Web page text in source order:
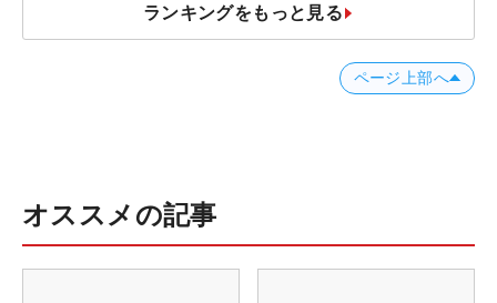
ランキングをもっと見る
ページ上部へ
オススメの記事